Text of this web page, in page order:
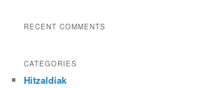
RECENT COMMENTS
CATEGORIES
Hitzaldiak